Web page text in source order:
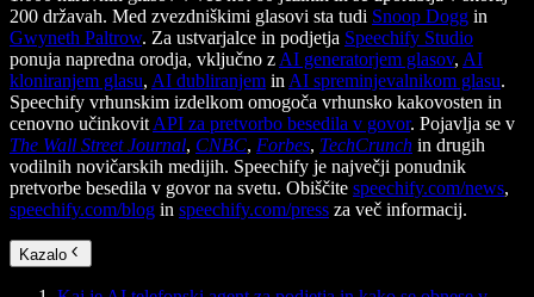
200 državah. Med zvezdniškimi glasovi sta tudi Snoop Dogg in
Gwyneth Paltrow. Za ustvarjalce in podjetja Speechify Studio
ponuja napredna orodja, vključno z AI generatorjem glasov, AI
kloniranjem glasu, AI dubliranjem in AI spreminjevalnikom glasu.
Speechify vrhunskim izdelkom omogoča vrhunsko kakovosten in
cenovno učinkovit API za pretvorbo besedila v govor. Pojavlja se v
The Wall Street Journal, CNBC, Forbes, TechCrunch in drugih
vodilnih novičarskih medijih. Speechify je največji ponudnik
pretvorbe besedila v govor na svetu. Obiščite speechify.com/news,
speechify.com/blog in speechify.com/press za več informacij.
Kazalo